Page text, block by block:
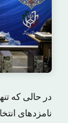
در حالی که
نامزدهای